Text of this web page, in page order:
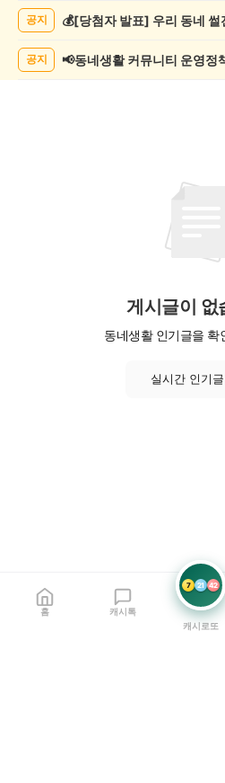
목
공지
공지 📢동네생활 커뮤니티 운영
게시글이 없
동네생활 인기글을 확
실시간 인기
홈 캐시톡
7 21 42
캐시로또